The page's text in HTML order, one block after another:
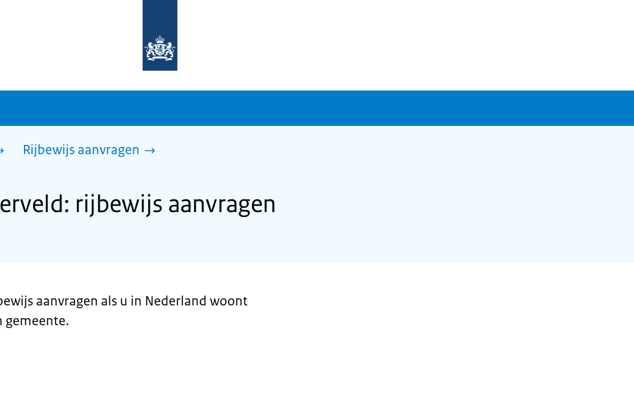
homepage
sdg.rijksoverheid.nl
Rijbewijs aanvragen
rijbewijs aanvragen
aanvragen als u in Nederland woont
gemeente.